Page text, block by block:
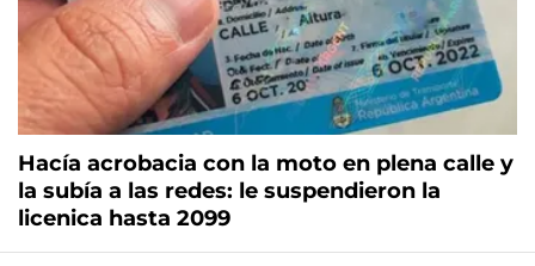
Hacía acrobacia con la moto en plena calle y
la subía a las redes: le suspendieron la
licenica hasta 2099